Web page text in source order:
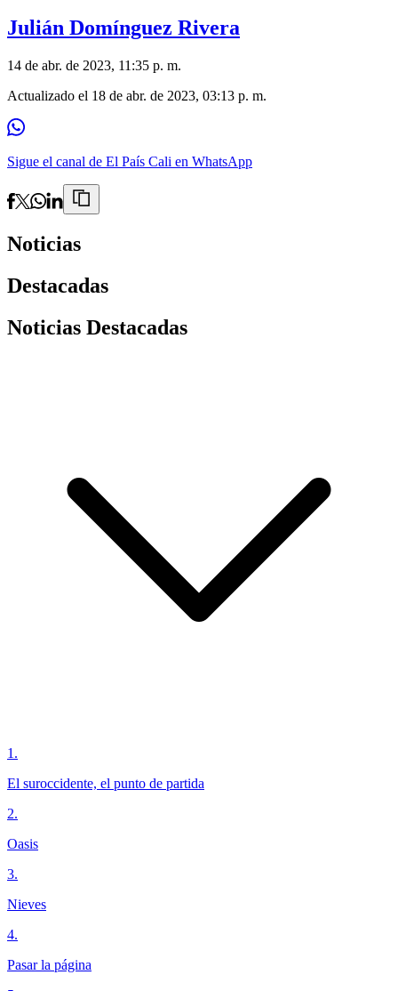
Julián Domínguez Rivera
14 de abr. de 2023, 11:35 p. m.
Actualizado el 18 de abr. de 2023, 03:13 p. m.
Sigue el canal de El País Cali en WhatsApp
Noticias
Destacadas
Noticias Destacadas
1 .
El suroccidente, el punto de partida
2.
Oasis
3.
Nieves
4.
Pasar la página